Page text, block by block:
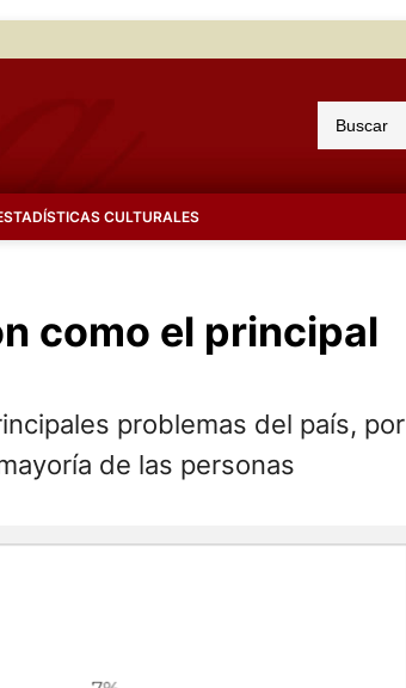
u
a
CULTURALES
como el principal
problemas del país, por
de las personas